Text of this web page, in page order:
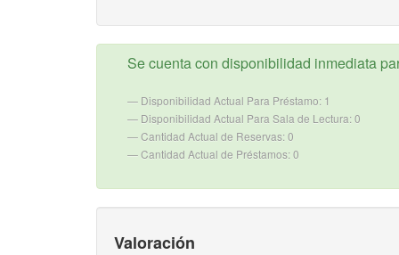
Se cuenta con disponibilidad inmediata
Disponibilidad Actual Para Préstamo: 1
Disponibilidad Actual Para Sala de Lectura: 0
Cantidad Actual de Reservas: 0
Cantidad Actual de Préstamos: 0
Valoración